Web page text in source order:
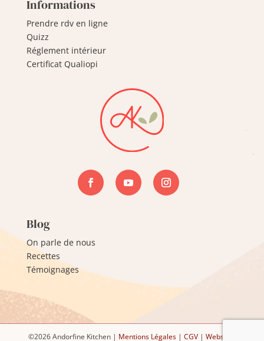
Informations
Prendre rdv en ligne
Quizz
Réglement intérieur
Certificat Qualiopi
Blog
On parle de nous
Recettes
Témoignages
©2026 Andorfine Kitchen | Mentions Légales| CGV | Website :